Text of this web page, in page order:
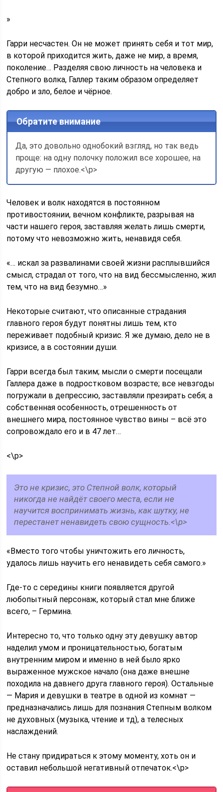
»
Гарри несчастен. Он не может принять себя и тот мир,
в которой приходится жить, даже не мир, а время,
поколение… Разделяя свою личность на человека и
Степного волка, Галлер таким образом определяет
добро и зло, белое и чёрное.
Обратите внимание
Да, это довольно однобокий взгляд, но так ведь
проще: на одну полочку положил все хорошее, на
другую — плохое.<\p>
Человек и волк находятся в постоянном
противостоянии, вечном конфликте, разрывая на
части нашего героя, заставляя желать лишь смерти,
потому что невозможно жить, ненавидя себя.
«… искал за развалинами своей жизни расплывшийся
смысл, страдал от того, что на вид бессмысленно, жил
тем, что на вид безумно…»
Некоторые считают, что описанные страдания
главного героя будут понятны лишь тем, кто
переживает подобный кризис. Я же думаю, дело не в
кризисе, а в состоянии души.
Гарри всегда был таким; мысли о смерти посещали
Галлера даже в подростковом возрасте; все невзгоды
погружали в депрессию, заставляли презирать себя; а
собственная особенность, отрешенность от
внешнего мира, постоянное чувство вины – всё это
сопровождало его и в 47 лет…
<\p>
Это не кризис, это Степной волк, который
никогда не найдёт своего места, если не
научится воспринимать жизнь, как шутку, не
перестанет ненавидеть свою сущность.<\p>
«Вместо того чтобы уничтожить его личность,
удалось лишь научить его ненавидеть себя самого.»
Где-то с середины книги появляется другой
любопытный персонаж, который стал мне ближе
всего, – Гермина.
Интересно то, что только одну эту девушку автор
наделил умом и проницательностью, богатым
внутренним миром и именно в ней было ярко
выраженное мужское начало (она даже внешне
походила на давнего друга главного героя). Остальные
— Мария и девушки в театре в одной из комнат —
предназначались лишь для познания Степным волком
не духовных (музыка, чтение и тд), а телесных
наслаждений.
Не стану придираться к этому моменту, хоть он и
оставил небольшой негативный отпечаток.<\p>